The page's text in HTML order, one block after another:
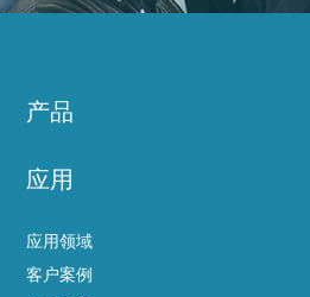
产品
应用
应用领域
客户案例